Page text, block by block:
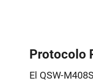
Protocolo
El QSW-